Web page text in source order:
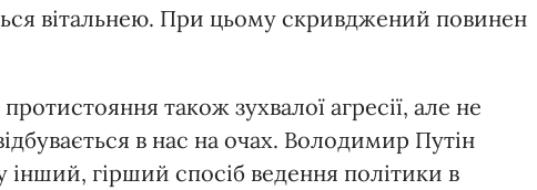
вітальнею. При цьому скривджений повинен
також зухвалої агресії, але не
в нас на очах. Володимир Путін
гірший спосіб ведення політики в